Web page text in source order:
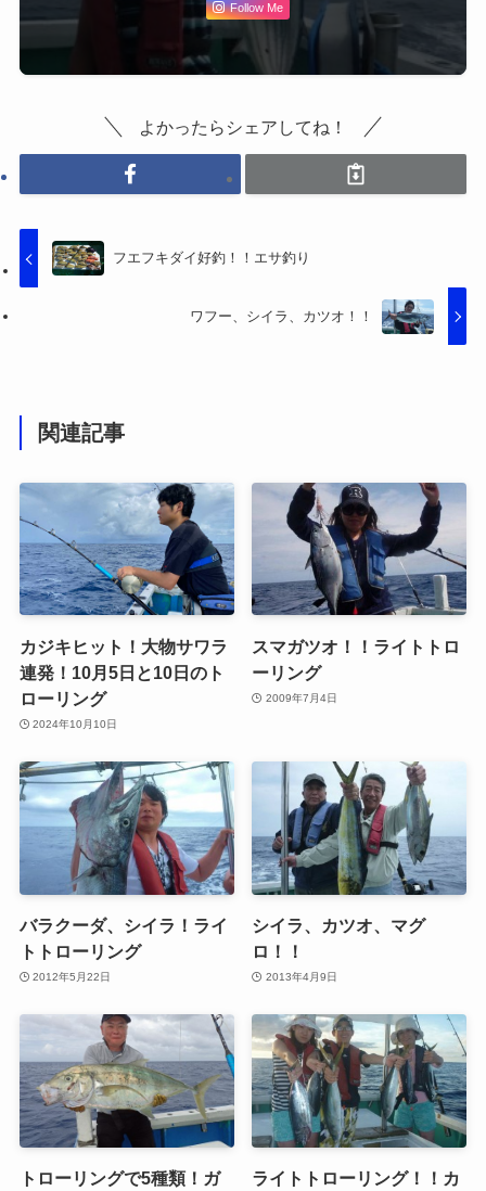
Follow Me
よかったらシェアしてね！
フエフキダイ好釣！！エサ釣り
ワフー、シイラ、カツオ！！
関連記事
カジキヒット！大物サワラ
連発！10月5日と10日のト
ローリング
2024年10月10日
スマガツオ！！ライトトロ
ーリング
2009年7月4日
バラクーダ、シイラ！ライ
トトローリング
2012年5月22日
シイラ、カツオ、マグ
ロ！！
2013年4月9日
トローリングで5種類！ガ ライトトローリング！！カ